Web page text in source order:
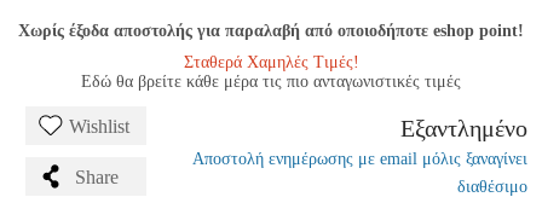
Χωρίς έξοδα αποστολής για παραλαβή από οποιοδήποτε eshop point!
Σταθερά Χαμηλές Τιμές!
Εδώ θα βρείτε κάθε μέρα τις πιο ανταγωνιστικές τιμές
Wishlist
Share
Εξαντλημένο
Αποστολή ενημέρωσης με email μόλις ξαναγίνει
διαθέσιμο